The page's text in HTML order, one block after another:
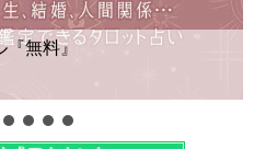
Yes No占い｜無料タロット◆私
ー？